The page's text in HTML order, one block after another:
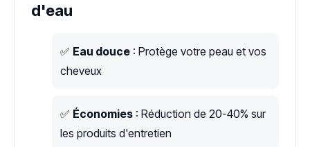
d'eau
✅ Eau douce : Protège votre peau et vos
cheveux
✅ Économies : Réduction de 20-40% sur
les produits d'entretien